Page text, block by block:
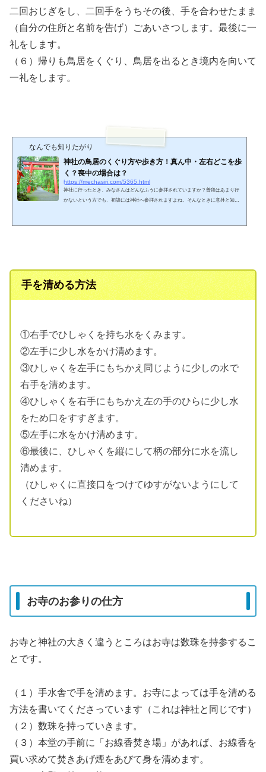
二回おじぎをし、二回手をうちその後、手を合わせたまま
（自分の住所と名前を告げ）ごあいさつします。最後に一
礼をします。
（６）帰りも鳥居をくぐり、鳥居を出るとき境内を向いて
一礼をします。
なんでも知りたがり
神社の鳥居のくぐり方や歩き方！真ん中・左右どこを歩
く？喪中の場合は？
https://mechasiri.com/5365.html
神社に行ったとき、みなさんはどんなふうに参拝されていますか？普段はあまり行
かないという方でも、初詣には神社へ参拝されますよね。そんなときに意外と知ら
手を清める方法
①右手でひしゃくを持ち水をくみます。
②左手に少し水をかけ清めます。
③ひしゃくを左手にもちかえ同じように少しの水で
右手を清めます。
④ひしゃくを右手にもちかえ左の手のひらに少し水
をため口をすすぎます。
⑤左手に水をかけ清めます。
⑥最後に、ひしゃくを縦にして柄の部分に水を流し
清めます。
（ひしゃくに直接口をつけてゆすがないようにして
くださいね）
お寺のお参りの仕方
お寺と神社の大きく違うところはお寺は数珠を持参するこ
とです。
（１）手水舎で手を清めます。お寺によっては手を清める
方法を書いてくださっています（これは神社と同じです）
（２）数珠を持っていきます。
（３）本堂の手前に「お線香焚き場」があれば、お線香を
買い求めて焚きあげ煙をあびて身を清めます。